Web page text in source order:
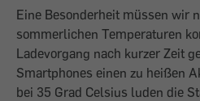
Eine Besonderheit müssen wir
sommerlichen Temperaturen
Ladevorgang nach kurzer Zeit
Smartphones einen zu heißen
bei 35 Grad Celsius luden die